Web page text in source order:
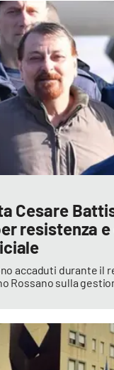
Cesare
resistenza
accaduti durante il
Rossano sulla